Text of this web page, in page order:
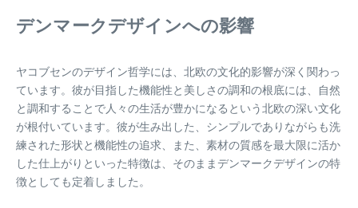
デンマークデザインへの影響
ヤコブセンのデザイン哲学には、北欧の文化的影響が深く関わっ
ています。彼が目指した機能性と美しさの調和の根底には、自然
と調和することで人々の生活が豊かになるという北欧の深い文化
が根付いています。彼が生み出した、シンプルでありながらも洗
練された形状と機能性の追求、また、素材の質感を最大限に活か
した仕上がりといった特徴は、そのままデンマークデザインの特
徴としても定着しました。